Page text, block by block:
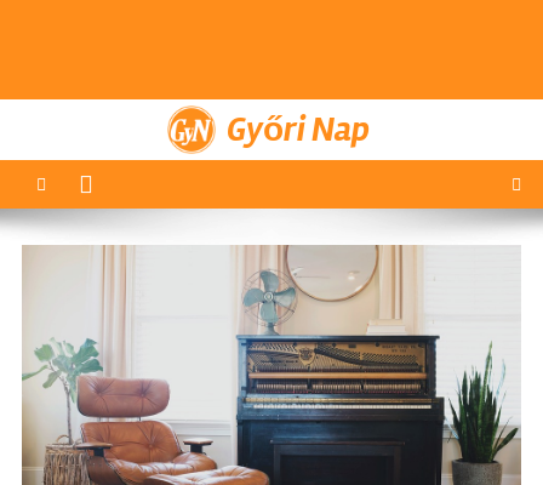
Győri Nap